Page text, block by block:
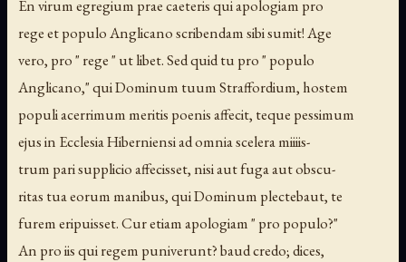
En virum egregium prae caeteris qui apologiam pro
rege et populo Anglicano scribendam sibi sumit! Age
vero, pro " rege " ut libet. Sed quid tu pro " populo
Anglicano," qui Dominum tuum Straffordium, hostem
populi acerrimum meritis poenis affecit, teque pessimum
ejus in Ecclesia Hiberniensi ad omnia scelera miiiis-
trum pari supplicio affecisset, nisi aut fuga aut obscu-
ritas tua eorum manibus, qui Dominum plectebaut, te
furem eripuisset. Cur etiam apologiam " pro populo?"
An pro iis qui regem puniverunt? baud credo; dices,